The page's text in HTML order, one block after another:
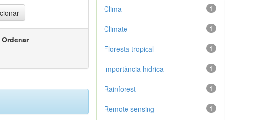
Ordenar
1
Clima
1
Climate
1
Floresta tropical
1
Importância hídrica
1
Rainforest
1
Remote sensing